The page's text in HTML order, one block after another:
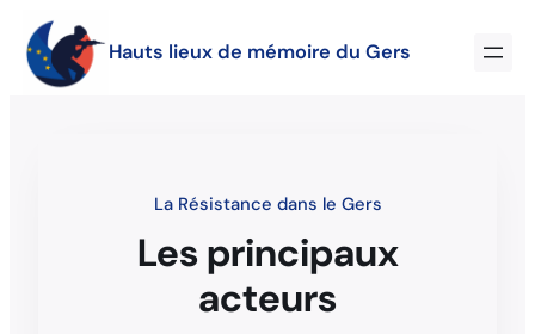
Hauts lieux de mémoire du Gers
La Résistance dans le Gers
Les principaux
acteurs